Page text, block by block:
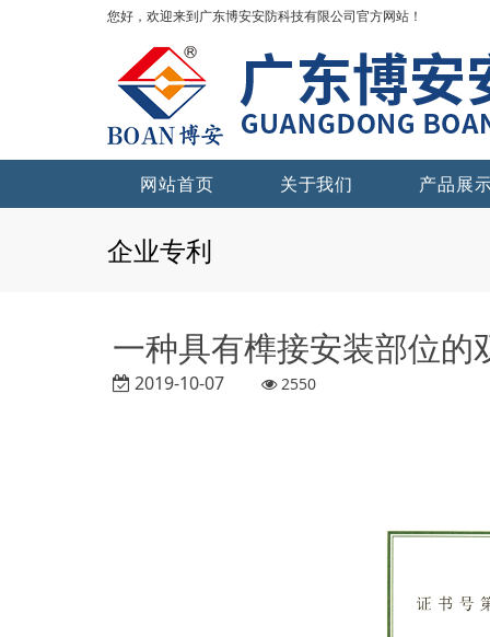
您好，欢迎来到广东博安安防科技有限公司官方网站！
网站首页 关于我们 产品展
企业专利
一种具有榫接安装部位
2019-10-07 2550